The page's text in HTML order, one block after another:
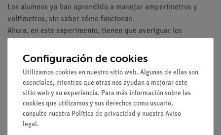
Los alumnos ya han aprendido a manejar amperímetros y
voltímetros, sin saber cómo funcionan.
Ahora, en este experimento, tienen que averiguar los
galvanómetro.
Ventajas
No se necesitan conexiones de cables adicionales entre
los bloques de construcción: montaje claro y rápido
Seguridad de contacto gracias al sistema de bloques de
rompecabezas
Configuración de cookies
Utilizamos cookies en nuestro sitio web. Algunas de ellas son
esenciales, mientras que otras nos ayudan a mejorar este
sitio web y su experiencia. Para más información sobre las
cookies que utilizamos y sus derechos como usuario,
consulte nuestra Política de privacidad y nuestra Aviso
legal.